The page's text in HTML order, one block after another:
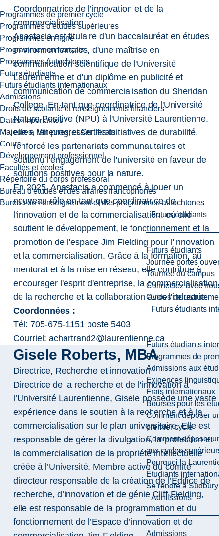
Programmes de premier cycle
Programmes d'études supérieures
Programmes en ligne
Programmes en français
Programmes Autochtones
Futurs étudiants
Futurs étudiants internationaux
Admissions
Droits de scolarité et renseignements financiers
Dates importantes
Majeures, Mineures, et Certificats
Cours
Développement professionnel
Facultés et écoles
Répertoire du corps professoral
Bureau d'études et des affaires francophones
Bureau de l’enseignement et des programmes autochtones
Futurs étudiants
Futurs étudiants
Journée portes
Tournée du campus
Connectez avec
Guides de
Futurs étudiants
Futurs étudiants
Programmes de
Admissions aux
Exigences
Frais internationaux
Bourses pour les
Comment déposer
premier cycle
Comment déposer
aux cycles
Pourquoi la
Étudiants
Se rendre à Sudbury
Admissions
Admissions
Coordonnatrice de l’innovation et de la
commercialisation
Anastacia est titulaire d'un baccalauréat en études
environnementales, d'une maîtrise en
communication scientifique de l'Université
Laurentienne et d'un diplôme en publicité et
communication de commercialisation du Sheridan
College. En tant que coordinatrice de l'Université
Nature Positive (NPU) à l'Université Laurentienne,
elle a fait progresser les initiatives de durabilité,
renforcé les partenariats communautaires et
soutenu l'engagement de l'université en faveur de
solutions positives pour la nature.
En 2025, Anastacia a commencé à jouer un
nouveau rôle en tant que coordinatrice de
l'innovation et de la commercialisation, où elle
soutient le développement, le fonctionnement et la
promotion de l'espace Jim Fielding pour l'innovation
et la commercialisation. Grâce à la formation, au
mentorat et à la mise en réseau, elle contribue à
encourager l'esprit d'entreprise, la commercialisation
de la recherche et la collaboration avec l'industrie.
Coordonnées :
Tél: 705-675-1151 poste 5403
Courriel: achartrand2@laurentienne.ca
Gisele Roberts, MBA
Directrice, Recherche et innovation
Directrice de la recherche et de l'innovation à
l’Université Laurentienne, Gisele possède une vaste
expérience dans le soutien à la recherche et à la
commercialisation sur le plan universitaire. Elle est
responsable de gérer la divulgation, la protection et
la commercialisation de la propriété intellectuelle
créée à l’Université. Membre active du comité
directeur responsable de la création de l’Édifice de
recherche, d’innovation et de génie Cliff-Fielding,
elle est responsable de la programmation et du
fonctionnement de l’Espace d’innovation et de